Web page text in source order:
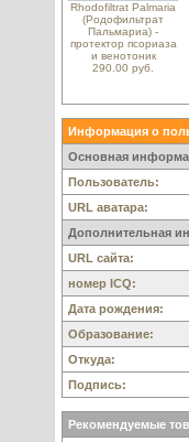
Rhodofiltrat Palmaria
(Родофильтрат
Пальмариа) -
протектор псориаза
и венотоник
290.00 руб.
Информация о
Основная
Пользователь:
URL аватара:
Дополнительная
URL сайта:
номер ICQ:
Дата рождения:
Образование:
Откуда:
Подпись:
Рекомендуемые